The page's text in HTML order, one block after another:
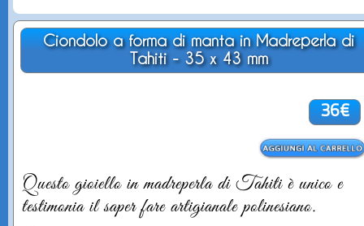
Ciondolo a forma di manta in Madreperla di
Tahiti - 35 x 43 mm
36€
Questo gioiello in madreperla di Tahiti è unico e
testimonia il saper fare artigianale polinesiano.